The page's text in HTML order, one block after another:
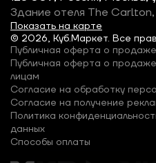
© 2026, Куб.Маркет. Все
Здание отеля The
Показать на карте
Публичная оферта о
Публичная оферта о
лицам
Согласие на обработку
Согласие на получение
Политика
данных
Способы оплаты